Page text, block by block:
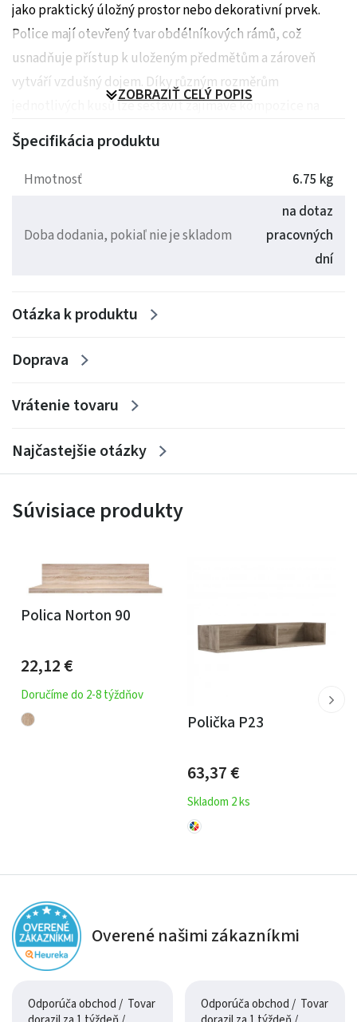
jako praktický úložný prostor nebo dekorativní prvek.
Police mají otevřený tvar obdélníkových rámů, což
usnadňuje přístup k uloženým předmětům a zároveň
vytváří vzdušný dojem. Díky různým rozměrům
jednotlivých kusů lze sestavit zajímavé kompozice na
stěně. Balení obsahuje ochrannou fólii pro bezpečnou
manipulaci a přepravu.
ZOBRAZIŤ CELÝ POPIS
Špecifikácia produktu
Hmotnosť 6.75 kg
Doba dodania, pokiaľ nie je skladom
na dotaz
pracovných
dní
Otázka k produktu
Doprava
Vrátenie tovaru
Najčastejšie otázky
Súvisiace produkty
Polica Norton 90
22,12€
Doručíme do 2-8 týždňov
Polička P23
63,37€
Skladom 2 ks
Overené našimi zákazníkmi
Odporúča obchod / Tovar
Odporúča obchod / Tovar